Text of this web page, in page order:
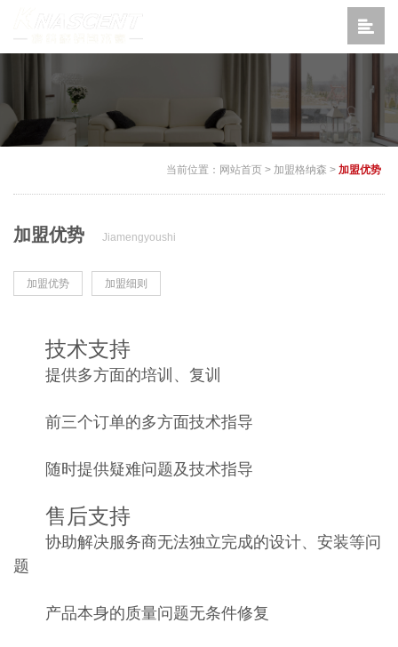
当前位置： 网站首页 > 加盟格纳森 > 加盟优势
加盟优势 Jiamengyoushi
加盟优势 加盟细则
技术支持
提供多方面的培训、复训
前三个订单的多方面技术指导
随时提供疑难问题及技术指导
售后支持
协助解决服务商无法独立完成的设计、安装等问
题
产品本身的质量问题无条件修复